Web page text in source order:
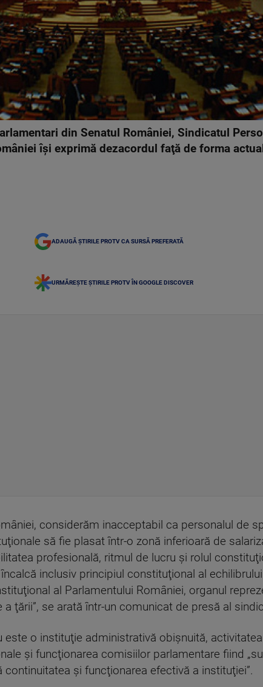
din Senatul României, Sindicatul
îşi exprimă dezacordul faţă de forma
ADAUGĂ ȘTIRILE PROTV CA SURSĂ PREFERATĂ
URMĂREȘTE ȘTIRILE PROTV ÎN GOOGLE DISCOVER
considerăm inacceptabil ca personalul de
să fie plasat într-o zonă inferioară de
profesională, ritmul de lucru şi rolul
inclusiv principiul constituţional al
al Parlamentului României, organul
ţării”, se arată într-un comunicat de presă al
este o instituţie administrativă obişnuită,
şi funcţionarea comisiilor parlamentare fiind
şi funcţionarea efectivă a instituţiei”.